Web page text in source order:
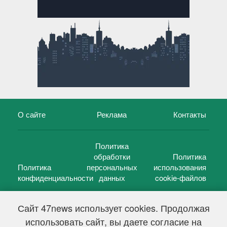
Сайт 47news использует cookies. Продолжая
использовать сайт, вы даете согласие на
О сайте Реклама Контакты
Политика
конфиденциальности
Политика
обработки
персональных
данных
Политика
использования
cookie-файлов